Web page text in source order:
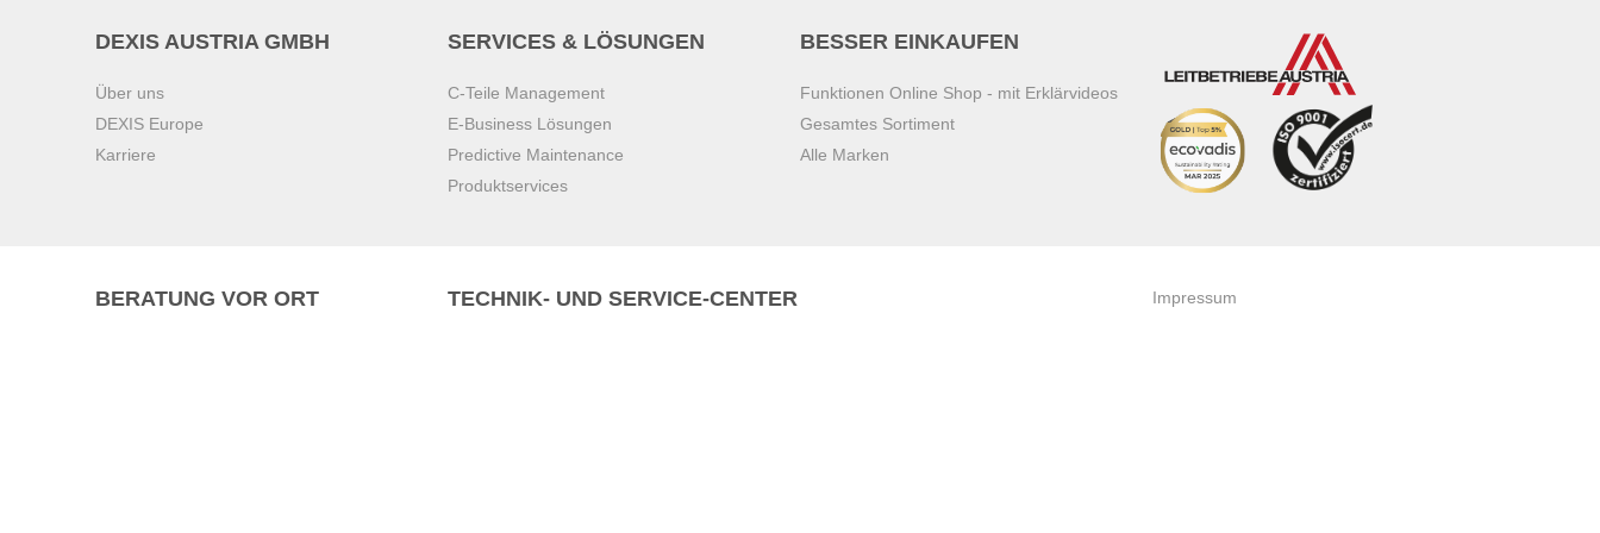
DEXIS AUSTRIA GMBH
Über uns
DEXIS Europe
Karriere
SERVICES & LÖSUNGEN
C-Teile Management
E-Business Lösungen
Predictive Maintenance
Produktservices
BESSER EINKAUFEN
Funktionen Online Shop - mit Erklärvideos
Gesamtes Sortiment
Alle Marken
BERATUNG VOR ORT TECHNIK- UND SERVICE-CENTER
Impressum